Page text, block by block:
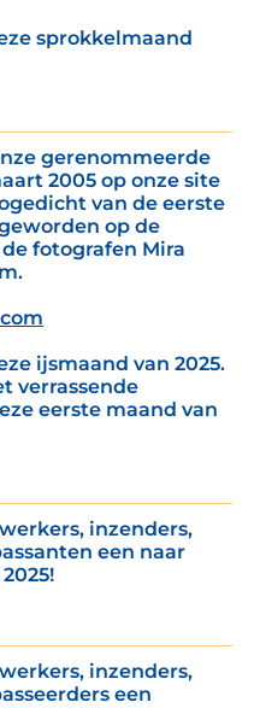
sprokkelmaand
gerenommeerde
2005 op onze site
van de eerste
op de
fotografen Mira
ijsmaand van 2025.
verrassende
eerste maand van
inzenders,
een naar
inzenders,
een